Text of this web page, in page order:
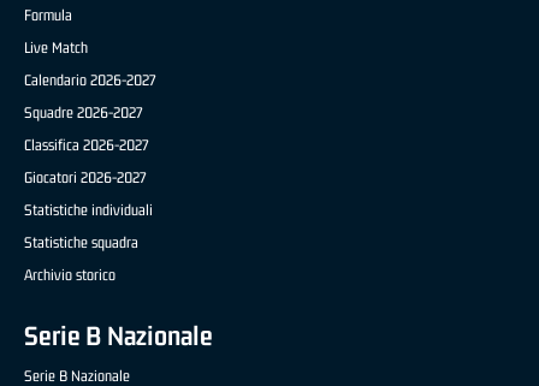
Formula
Live Match
Calendario 2026-2027
Squadre 2026-2027
Classifica 2026-2027
Giocatori 2026-2027
Statistiche individuali
Statistiche squadra
Archivio storico
Serie B Nazionale
Serie B Nazionale